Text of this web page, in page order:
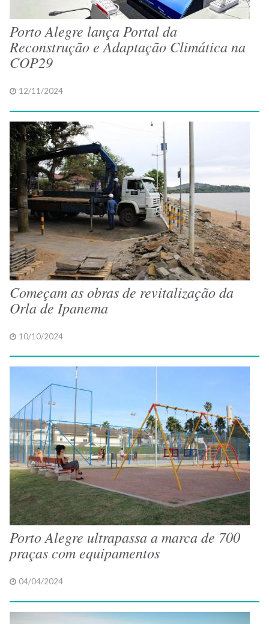
Porto Alegre lança Portal da
Reconstrução e Adaptação Climática na
COP29
12/11/2024
Começam as obras de revitalização da
Orla de Ipanema
10/10/2024
Porto Alegre ultrapassa a marca de 700
praças com equipamentos
04/04/2024